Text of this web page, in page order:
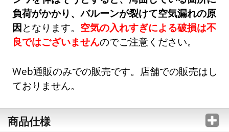
負荷がかかり、バルーンが裂けて空気漏れの原
因となります。 空気の入れすぎによる破損は不
良ではございませんのでご注意ください。
Web通販のみでの販売です。店舗での販売はし
ておりません。
商品仕様